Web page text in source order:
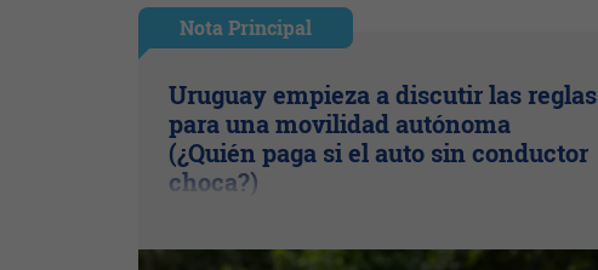
Nota Principal
Uruguay empieza a discutir las reglas
para una movilidad autónoma
(¿Quién paga si el auto sin conductor
choca?)